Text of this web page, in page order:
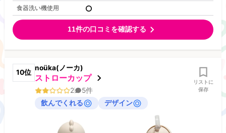
食器洗い機使用
11件の口コミを確認する
10位
noüka(ノーカ)
ストローカップ
リストに
保存
2 5件
飲んでくれる
デザイン